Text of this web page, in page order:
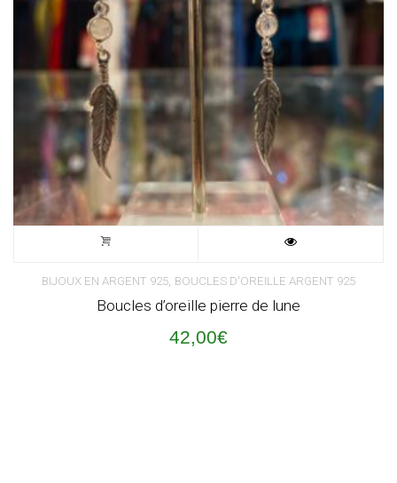
BIJOUX EN ARGENT 925, BOUCLES D'OREILLE ARGENT 925
Boucles d’oreille pierre de lune
42,00€